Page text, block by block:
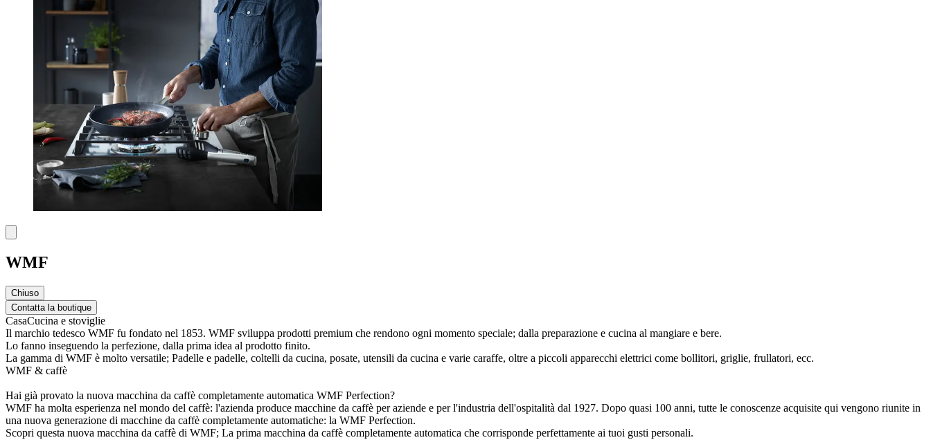
WMF
Chiuso
Contatta la boutique
CasaCucina e stoviglie
Il marchio tedesco WMF fu fondato nel 1853. WMF sviluppa prodotti premium che rendono ogni momento speciale; dalla preparazione e cucina al mangiare e bere.
Lo fanno inseguendo la perfezione, dalla prima idea al prodotto finito.
La gamma di WMF è molto versatile; Padelle e padelle, coltelli da cucina, posate, utensili da cucina e varie caraffe, oltre a piccoli apparecchi elettrici come bollitori, griglie, frullatori, ecc.
WMF & caffè
Hai già provato la nuova macchina da caffè completamente automatica WMF Perfection?
WMF ha molta esperienza nel mondo del caffè: l'azienda produce macchine da caffè per aziende e per l'industria dell'ospitalità dal 1927. Dopo quasi 100 anni, tutte le conoscenze acquisite qui vengono riunite in
una nuova generazione di macchine da caffè completamente automatiche: la WMF Perfection.
Scopri questa nuova macchina da caffè di WMF; La prima macchina da caffè completamente automatica che corrisponde perfettamente ai tuoi gusti personali.